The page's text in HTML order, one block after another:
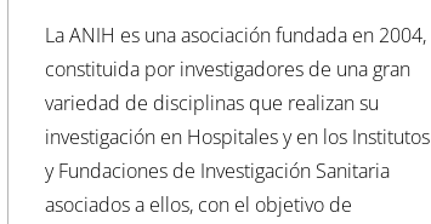
La ANIH es una asociación fundada en 2004,
constituida por investigadores de una gran
variedad de disciplinas que realizan su
investigación en Hospitales y en los Institutos
y Fundaciones de Investigación Sanitaria
asociados a ellos, con el objetivo de